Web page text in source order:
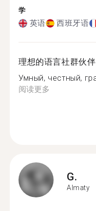
学
英语 西班牙语
理想的语言社群伙伴
Умный, честный,
阅读更多
G.
Almaty